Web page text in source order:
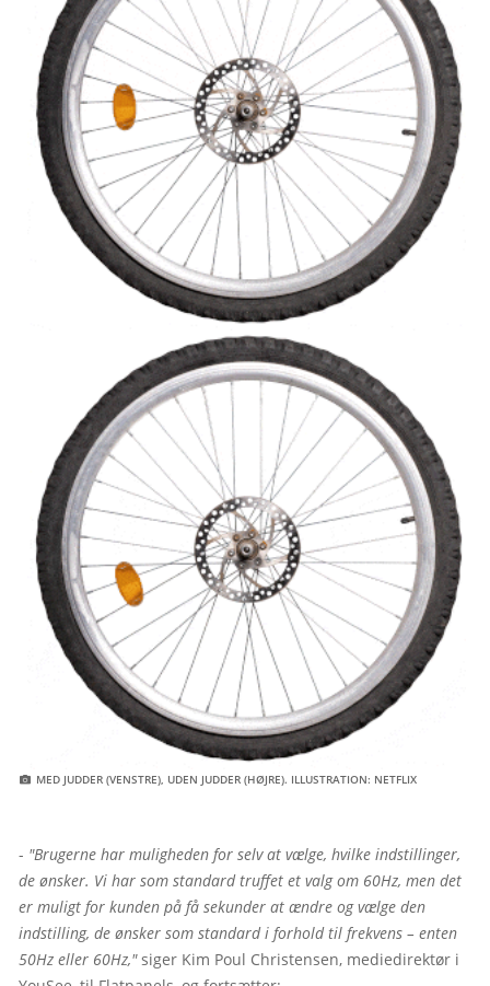
MED JUDDER (VENSTRE), UDEN JUDDER (HØJRE). ILLUSTRATION: NETFLIX
- "Brugerne har muligheden for selv at vælge, hvilke indstillinger,
de ønsker. Vi har som standard truffet et valg om 60Hz, men det
er muligt for kunden på få sekunder at ændre og vælge den
indstilling, de ønsker som standard i forhold til frekvens – enten
50Hz eller 60Hz," siger Kim Poul Christensen, mediedirektør i